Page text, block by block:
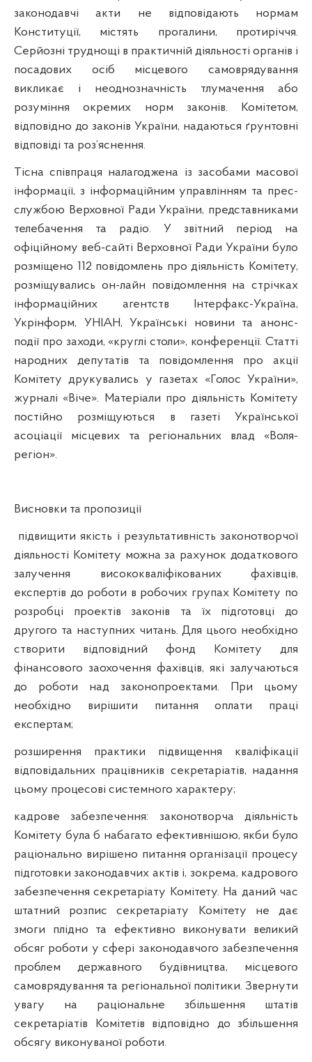
законодавчі акти не відповідають нормам
Конституції, містять прогалини, протиріччя.
Серйозні труднощі в практичній діяльності органів і
посадових осіб місцевого самоврядування
викликає і неоднозначність тлумачення або
розуміння окремих норм законів. Комітетом,
відповідно до законів України, надаються ґрунтовні
відповіді та роз’яснення.
Тісна співпраця налагоджена із засобами масової
інформації, з інформаційним управлінням та прес-
службою Верховної Ради України, представниками
телебачення та радіо. У звітний період на
офіційному веб-сайті Верховної Ради України було
розміщено 112 повідомлень про діяльність Комітету,
розміщувались он-лайн повідомлення на стрічках
інформаційних агентств Інтерфакс-Україна,
Укрінформ, УНІАН, Українські новини та анонс-
події про заходи, «круглі столи», конференції. Статті
народних депутатів та повідомлення про акції
Комітету друкувались у газетах «Голос України»,
журналі «Віче». Матеріали про діяльність Комітету
постійно розміщуються в газеті Української
асоціації місцевих та регіональних влад «Воля-
регіон».
Висновки та пропозиції
підвищити якість і результативність законотворчої
діяльності Комітету можна за рахунок додаткового
залучення висококваліфікованих фахівців,
експертів до роботи в робочих групах Комітету по
розробці проектів законів та їх підготовці до
другого та наступних читань. Для цього необхідно
створити відповідний фонд Комітету для
фінансового заохочення фахівців, які залучаються
до роботи над законопроектами. При цьому
необхідно вирішити питання оплати праці
експертам;
розширення практики підвищення кваліфікації
відповідальних працівників секретаріатів, надання
цьому процесові системного характеру;
кадрове забезпечення: законотворча діяльність
Комітету була б набагато ефективнішою, якби було
раціонально вирішено питання організації процесу
підготовки законодавчих актів і, зокрема, кадрового
забезпечення секретаріату Комітету. На даний час
штатний розпис секретаріату Комітету не дає
змоги плідно та ефективно виконувати великий
обсяг роботи у сфері законодавчого забезпечення
проблем державного будівництва, місцевого
самоврядування та регіональної політики. Звернути
увагу на раціональне збільшення штатів
секретаріатів Комітетів відповідно до збільшення
обсягу виконуваної роботи.